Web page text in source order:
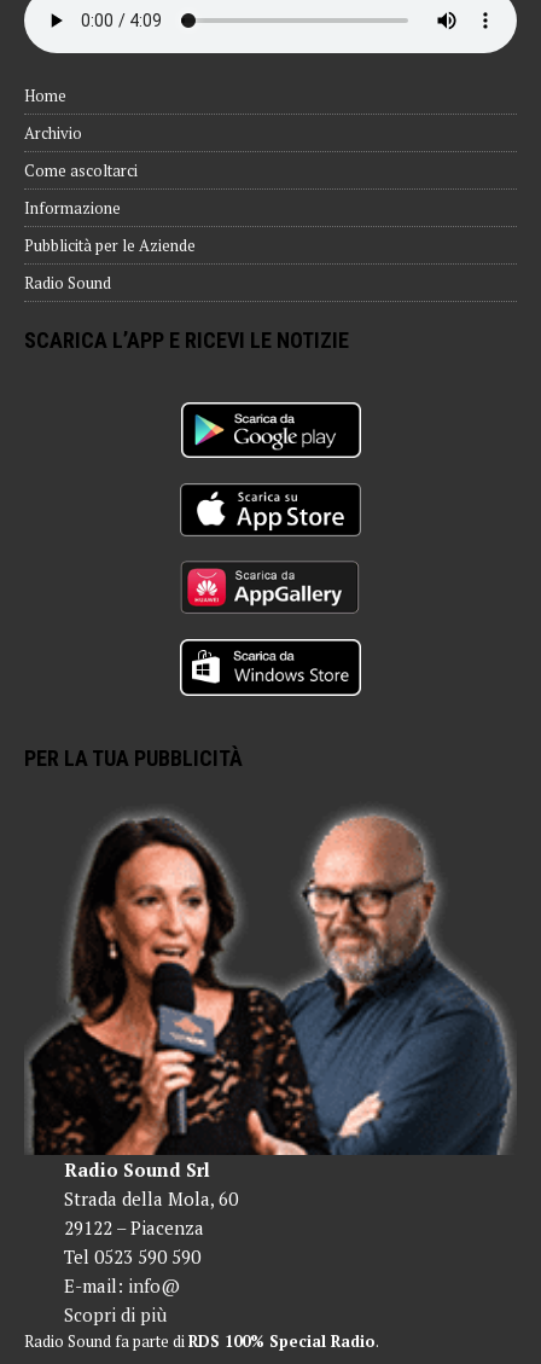
Home
Archivio
Come ascoltarci
Informazione
Pubblicità per le Aziende
Radio Sound
SCARICA L’APP E RICEVI LE NOTIZIE
PER LA TUA PUBBLICITÀ
Radio Sound Srl
Strada della Mola, 60
29122 – Piacenza
Tel 0523 590 590
E-mail: info@
Scopri di più
Radio Sound fa parte diRDS 100% Special Radio.